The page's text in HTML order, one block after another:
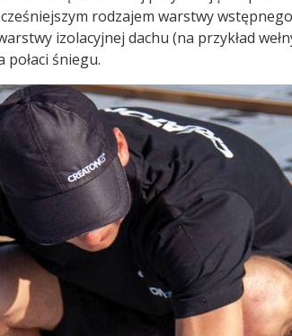
rodzajem warstwy
izolacyjnej dachu (na przykład
śniegu.